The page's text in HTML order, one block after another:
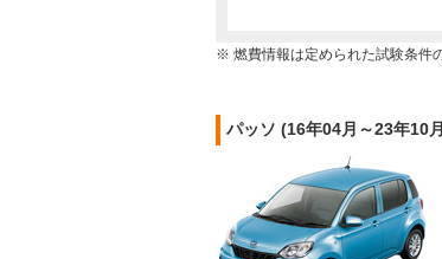
※ 燃費情報は定められた試験条件
パッソ (16年04月～23年10